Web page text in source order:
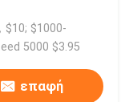
$10; $1000-
5000 $3.95
επαφή